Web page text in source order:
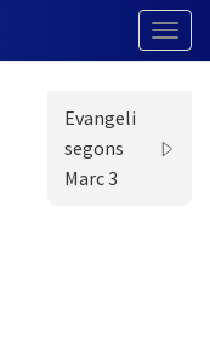
Evangeli
segons
Marc 3